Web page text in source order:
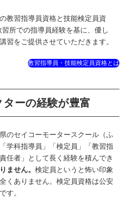
教習指導員資格と技能検定員資
所での指導員経験を基に、優し
習をご提供させていただきます。
教習指導員・技能検定員資格とは
ーの経験が豊富
のセイコーモータースクール（ふ
学科指導員」「検定員」「教習指
任者」として長く経験を積んでき
ません。 検定員というと怖い印象
くありません。検定員資格は公安
す。